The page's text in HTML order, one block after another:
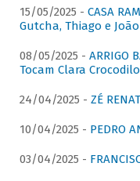
15/05/2025 - CASA
Gutcha, Thiago e
08/05/2025 - ARRIGO
Tocam Clara Crocodilo
24/04/2025 - ZÉ
10/04/2025 - PEDRO
03/04/2025 -